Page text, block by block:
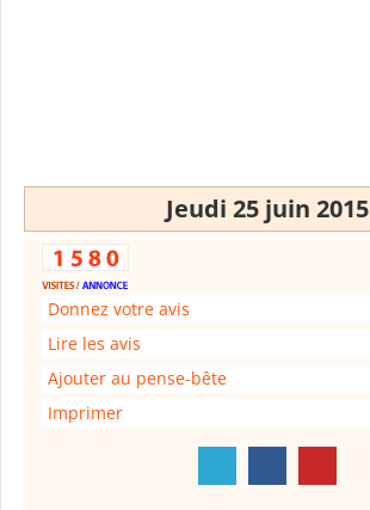
Jeudi 25 juin 2015
Donnez votre avis
Lire les avis
Ajouter au pense-bête
Imprimer